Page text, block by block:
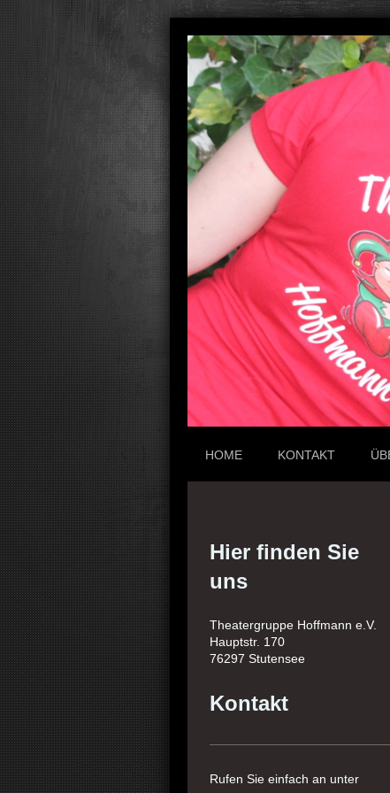
HOME KONTAKT
Hier finden Sie
uns
Theatergruppe Hoffmann e.V.
Hauptstr. 170
76297 Stutensee
Kontakt
Rufen Sie einfach an unter